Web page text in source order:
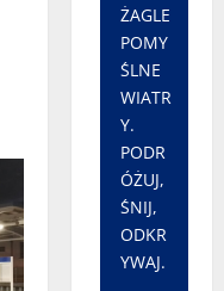
ŻAGLE
POMY
ŚLNE
WIATR
Y.
PODR
ÓŻUJ,
ŚNIJ,
ODKR
YWAJ.